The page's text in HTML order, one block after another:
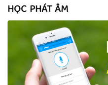
HỌC PHÁT ÂM